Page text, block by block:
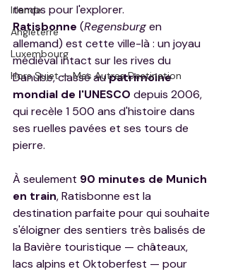
Irlande
Angleterre
Luxembourg
Hors Sujet — Mes Autres Destination
temps pour l'explorer.
Ratisbonne (Regensburg en
allemand) est cette ville-là : un joyau
médiéval intact sur les rives du
Danube, classé au patrimoine
mondial de l'UNESCO depuis 2006,
qui recèle 1 500 ans d'histoire dans
ses ruelles pavées et ses tours de
pierre.
À seulement 90 minutes de Munich
en train, Ratisbonne est la
destination parfaite pour qui souhaite
s'éloigner des sentiers très balisés de
la Bavière touristique — châteaux,
lacs alpins et Oktoberfest — pour